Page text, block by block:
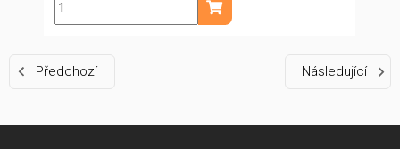
ks
Přidat do košíku
Předchozí Následující